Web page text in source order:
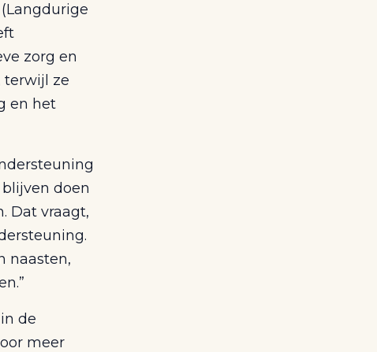
zorg en
terwijl ze
en het
doen
Dat vraagt,
naasten,
de
meer